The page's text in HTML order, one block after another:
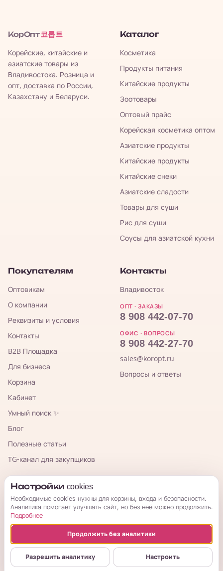
КорОпт 코롭트
Корейские, китайские и
азиатские товары из
Владивостока. Розница и
опт, доставка по России,
Казахстану и Беларуси.
Каталог
Косметика
Продукты питания
Китайские продукты
Зоотовары
Оптовый прайс
Корейская косметика оптом
Азиатские продукты
Китайские продукты
Китайские снеки
Азиатские сладости
Товары для суши
Рис для суши
Соусы для азиатской кухни
Покупателям
Оптовикам
О компании
Реквизиты и условия
Контакты
B2B Площадка
Для бизнеса
Корзина
Кабинет
Умный поиск ✨
Блог
Полезные статьи
TG-канал для закупщиков
Контакты
Владивосток
ОПТ · ЗАКАЗЫ
8 908 442-07-70
ОФИС · ВОПРОСЫ
8 908 442-27-70
sales@koropt.ru
Вопросы и ответы
КорОпт
© 2026 КорОпт. Корейские и китайские товары из Владивостока.
ИП Галицкая Мария Сергеевна · ИНН 253909697776 · ОГРНИП
314254321800034
Публичная офертаУсловия возвратаПолитикаНастройки cookies
Настройки cookies
Необходимые cookies нужны для корзины, входа и безопасности.
Аналитика помогает улучшать сайт, но без неё можно продолжить.
Подробнее
Продолжить без аналитики
Разрешить аналитику Настроить